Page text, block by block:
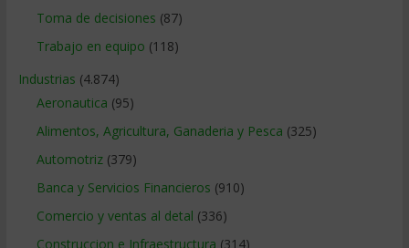
Toma de decisiones (87)
Trabajo en equipo (118)
Industrias (4.874)
Aeronautica (95)
Alimentos, Agricultura, Ganaderia y Pesca (325)
Automotriz(379)
Banca y Servicios Financieros (910)
Comercio y ventas al detal (336)
Construccion e Infraestructura (314)